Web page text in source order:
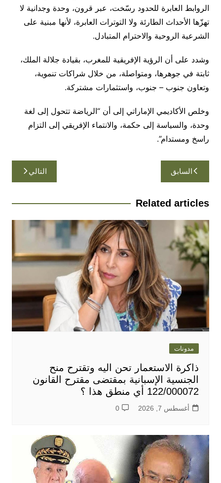
الروابط العابرة للحدود رسّخت، عبر قرون، وحدة وجدانية لا
تهزّها الأحداث الطارئة ولا التوترات العابرة، لأنها مبنية على
الشرعية الروحية والاحترام المتبادل.
وشدد على أن الرؤية الإفريقية للمغرب، بقيادة جلالة الملك،
ثابتة في جوهرها، ومتواصلة، من خلال شراكات تنموية،
وتعاون جنوب – جنوب، واستثمارات مشتركة.
وخلص الأكاديمي الإماراتي إلى أن “الرياضة تتحول إلى لغة
وحدة، والسياسة إلى حكمة، والانتماء الإفريقي إلى التزام
راسخ ومستدام”.
تصفّح
المقالات
السابق التالي
Related articles
مدونات
ذاكرة الاستعمار تحن اليه وتقترح منح
الجنسية الإسبانية بمقتضى مقترح القانون
122/000072 أي منطق هذا ؟
أغسطس 7, 2026 0